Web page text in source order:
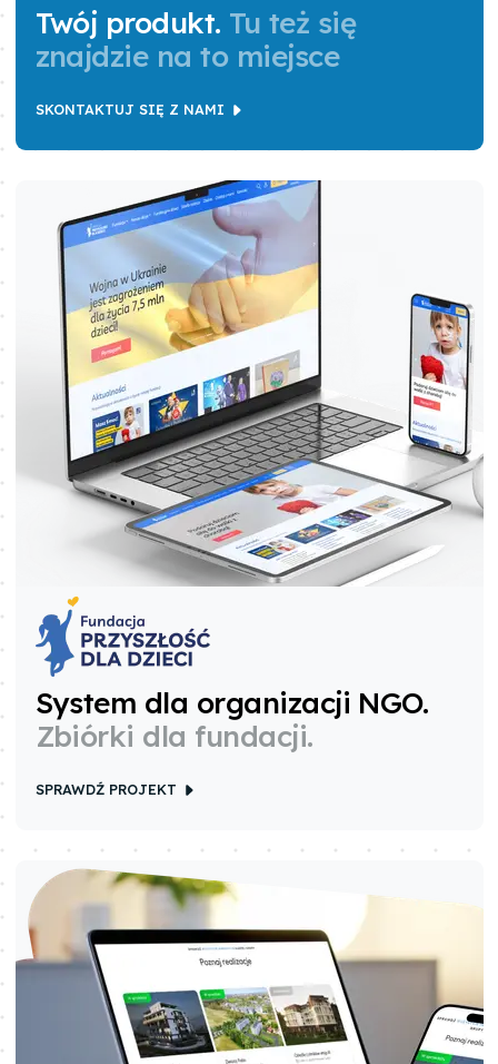
Twój produkt. Tu też się
znajdzie na to miejsce
SKONTAKTUJ SIĘ Z NAMI
System dla organizacji NGO.
Zbiórki dla fundacji.
SPRAWDŹ PROJEKT